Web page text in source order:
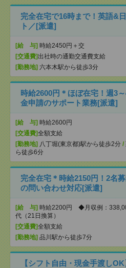
完全在宅で16時まで！英語&
ト／[派遣]
[給 与] 時給2450円＋交
[交通費]出社時の通勤交通費支給
[勤務地] 六本木駅から徒歩3分
時給2600円＊ほぼ在宅！週3
金申請のサポート業務[派遣]
[給 与] 時給2600円
[交通費]全額支給
[勤務地] 八丁堀(東京都)駅から徒歩2分 /
ら徒歩6分
完全在宅＊時給2150円！2名
の問い合わせ対応[派遣]
[給 与] 時給2200円 ◆月収例：
代（21日換算）
[交通費]全額支給
[勤務地] 品川駅から徒歩7分
【シフト自由・現金手渡し